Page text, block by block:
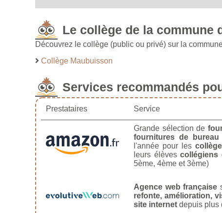
Le collège de la commune
Découvrez le collège (public ou privé) sur la
Collège Maubuisson
Services recommandés
Prestataires Service
Grande sélection de
fournitures de bureau
l'année pour les
leurs élèvescollégiens
5ème, 4ème et 3ème)
Agence web française
refonte, amélioration,
site internet depuis plus